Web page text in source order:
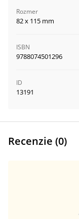
Rozmer
82 x 115 mm
ISBN
9788074501296
ID
13191
Recenzie (0)